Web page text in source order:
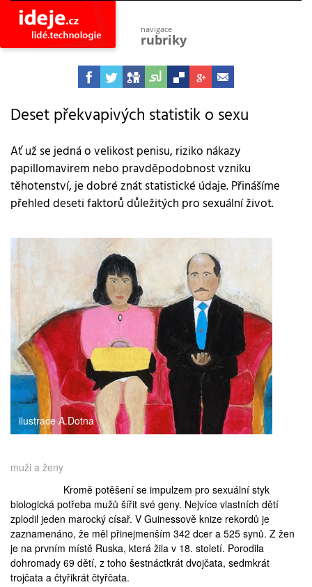
navigace
rubriky
astro
vesmír
projekty
společnost
objevy
vynálezy
planeta
přiroda
pokrok
technologie
firmy
zdraví
medicína
Deset překvapivých statistik o sexu
Ať už se jedná o velikost penisu, riziko nákazy
papillomavirem nebo pravděpodobnost vzniku
těhotenství, je dobré znát statistické údaje. Přinášíme
přehled deseti faktorů důležitých pro sexuální život.
ilustrace A.Dotna
muži a ženy
Kromě potěšení se impulzem pro sexuální styk
biologická potřeba mužů šířit své geny. Nejvíce vlastních dětí
zplodil jeden marocký císař. V Guinessově knize rekordů je
zaznamenáno, že měl přinejmenším 342 dcer a 525 synů. Z žen
je na prvním místě Ruska, která žila v 18. století. Porodila
dohromady 69 dětí, z toho šestnáctkrát dvojčata, sedmkrát
trojčata a čtyřikrát čtyřčata.